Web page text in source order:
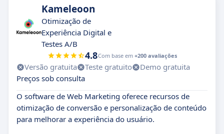
Kameleoon
Otimização de
Experiência Digital e
Testes A/B
4.8Com base em +200 avaliações
Versão gratuita Teste gratuito
Demo gratuita
Preços sob consulta
O software de Web Marketing oferece recursos de
otimização de conversão e personalização de conteúdo
para melhorar a experiência do usuário.